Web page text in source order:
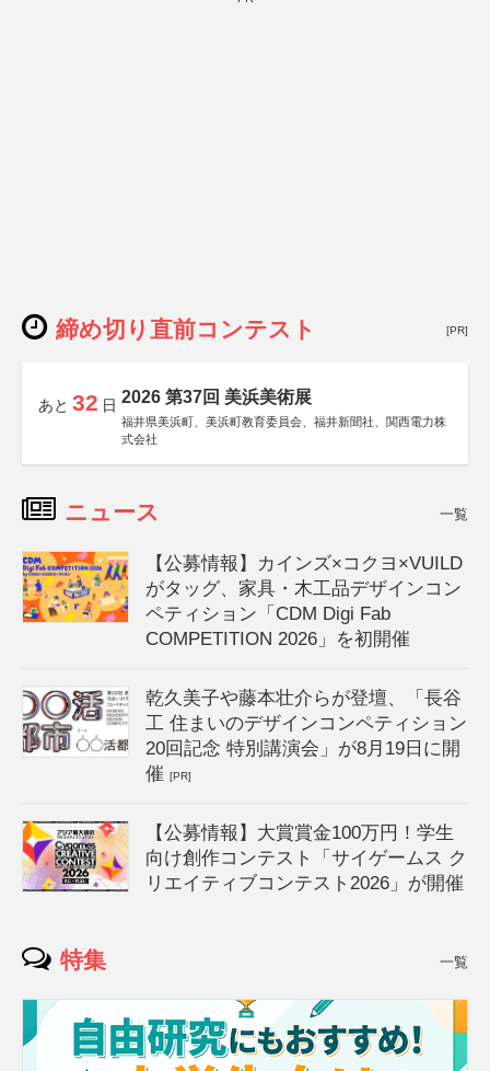
締め切り直前コンテスト [PR]
あと 32 日 2026 第37回 美浜美術展
福井県美浜町、美浜町教育委員会、福井新聞社、関西電力株
式会社
ニュース 一覧
【公募情報】カインズ×コクヨ×VUILD
がタッグ、家具・木工品デザインコン
ペティション「CDM Digi Fab
COMPETITION 2026」を初開催
乾久美子や藤本壮介らが登壇、「長谷
工 住まいのデザインコンペティション
20回記念 特別講演会」が8月19日に開
催[PR]
【公募情報】大賞賞金100万円！学生
向け創作コンテスト「サイゲームス ク
リエイティブコンテスト2026」が開催
特集 一覧